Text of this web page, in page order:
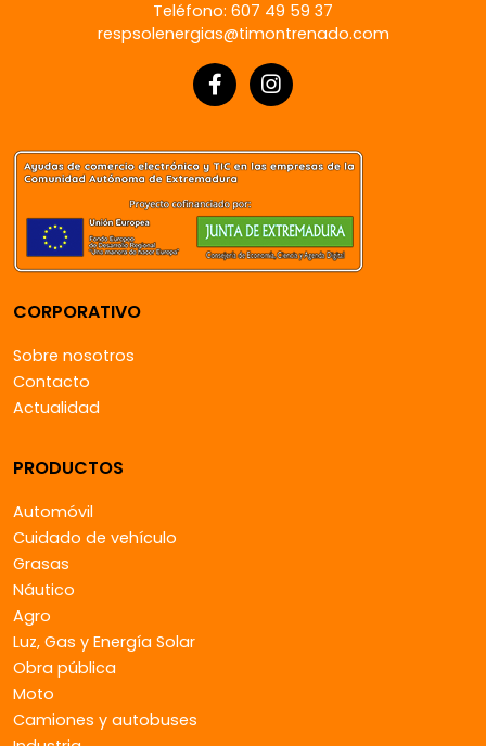
Teléfono: 607 49 59 37
respsolenergias@timontrenado.com
CORPORATIVO
Sobre nosotros
Contacto
Actualidad
PRODUCTOS
Automóvil
Cuidado de vehículo
Grasas
Náutico
Agro
Luz, Gas y Energía Solar
Obra pública
Moto
Camiones y autobuses